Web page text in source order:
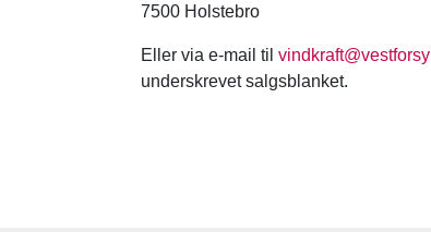
7500 Holstebro
Eller via e-mail til
underskrevet salgsblanket.